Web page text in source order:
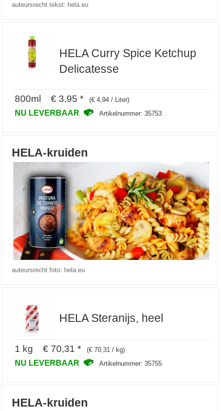
auteursrecht tekst: hela.eu
HELA Curry Spice Ketchup
Delicatesse
800ml € 3,95 * (€ 4,94 / Liter)
NU LEVERBAAR Artikelnummer: 35753
HELA-kruiden
auteursrecht foto: hela.eu
HELA Steranijs, heel
1 kg € 70,31 * (€ 70,31 / kg)
NU LEVERBAAR Artikelnummer: 35755
HELA-kruiden